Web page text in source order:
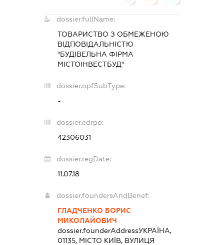
dossier.fullName:
ТОВАРИСТВО З ОБМЕЖЕНОЮ
ВІДПОВІДАЛЬНІСТЮ
"БУДІВЕЛЬНА ФІРМА
МІСТОІНВЕСТБУД"
dossier.opfSubType:
-
dossier.edrpo:
42306031
dossier.regDate:
11.07.18
dossier.foundersAndBenef:
ГЛАДЧЕНКО БОРИС
МИКОЛАЙОВИЧ
dossier.founderAddressУКРАЇНА,
01135, МІСТО КИЇВ, ВУЛИЦЯ